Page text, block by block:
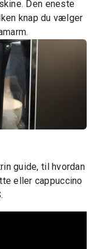
Den eneste
knap du vælger
guide, til hvordan
eller cappuccino